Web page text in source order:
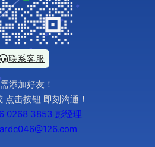
联系客服
添加好友！
点击按钮 即刻沟通！
0268 3853 彭经理